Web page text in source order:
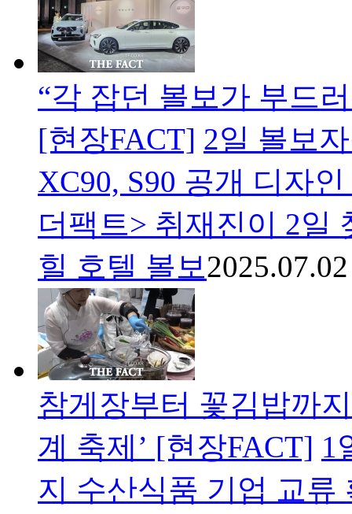
“각 잡던 볼보가 부드
[현장FACT] 2일 볼보
XC90, S90 공개 디자
더팩트> 취재진이 2일
힐 호텔 볼보
참게장부터 꽃김밥까
계 축제’ [현장FACT] 1
지 수산식품 기업 교류